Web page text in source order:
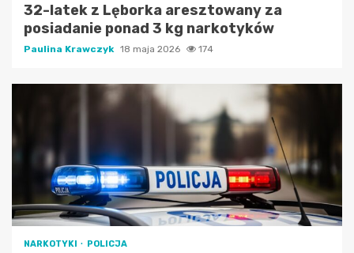
32-latek z Lęborka aresztowany za
posiadanie ponad 3 kg narkotyków
Paulina Krawczyk 18 maja 2026 174
NARKOTYKI POLICJA